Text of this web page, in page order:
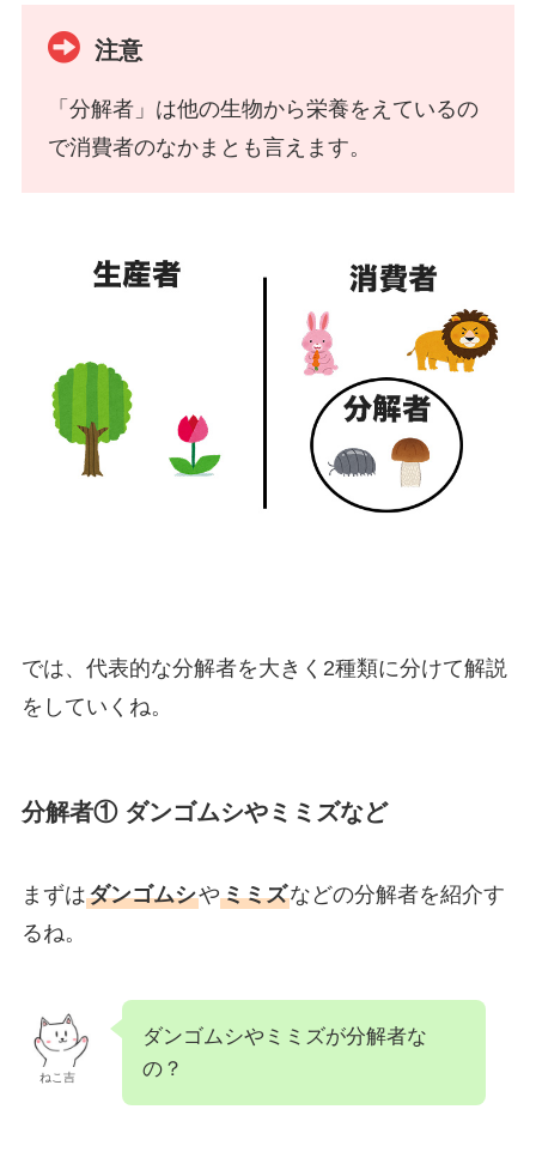
注意
「分解者」は他の生物から栄養をえているの
で消費者のなかまとも言えます。
では、代表的な分解者を大きく2種類に分けて解説
をしていくね。
分解者① ダンゴムシやミミズなど
まずはダンゴムシやミミズなどの分解者を紹介す
るね。
ねこ吉
ダンゴムシやミミズが分解者な
の？